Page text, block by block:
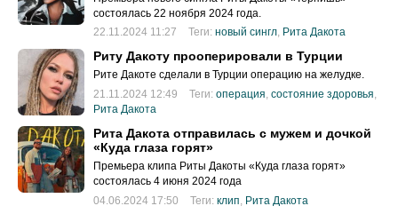
состоялась 22 ноября 2024 года.
22.11.2024 11:27
Теги: новый сингл, Рита Дакота
Риту Дакоту прооперировали в Турции
Рите Дакоте сделали в Турции операцию на желудке.
21.11.2024 12:49
Теги: операция, состояние здоровья,
Рита Дакота
Рита Дакота отправилась с мужем и дочкой
«Куда глаза горят»
Премьера клипа Риты Дакоты «Куда глаза горят»
состоялась 4 июня 2024 года
04.06.2024 17:50
Теги: клип Рита Дакота